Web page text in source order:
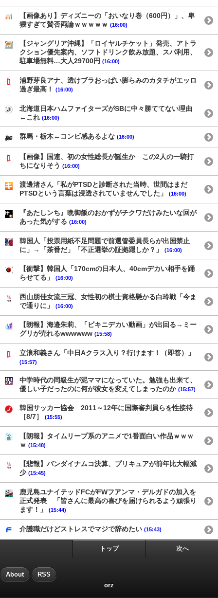
【画像あり】ディズニーの「おいなり巻（600円）」、卑
猥すぎて賛否両論ｗｗｗｗｗ (16:00)
【ジャングリア沖縄】「ロイヤルチケット」発売、アトラ
クション優先案内、ソフトドリンク飲み放題、スパ利用、
駐車場無料…大人29700円 (16:00)
浦野芽良アナ、透けブラおっぱい膨らみのカタチがエッロ
過ぎ最高！
(16:00)
北海道日本ハムファイターズがSBに中々勝ててない理由
←これ (16:00)
群馬・栃木←コンビ感あるよな (16:00)
【画像】国連、初の女性総長が誕生か この2人の一騎打
ちになりそう (16:00)
渡邊渚さん「私がPTSDと診断された当時、世間はまだ
PTSDという言葉は浸透されていませんでした」
(16:00)
『あたしンち』晩御飯のおかずがチクワだけみたいな回が
あった気がする (16:00)
韓国人「投票用紙不足問題で前選管委員長らが出国禁止
に」→「茶番だ」「不正選挙の証拠隠しか？」
(16:00)
【衝撃】韓国人「170cmの日本人、40cmデカい相手を踊
らせてる」
(16:00)
西山朋佳女流三冠、女性初の棋士資格懸かる白玲戦「今ま
で通りに」
(16:00)
【朗報】海邉朱莉、「ビキニデカい動画」が出回る→ミー
グリが売れるwwwwww (15:58)
立浪和義さん「中日Aクラス入り？行けます！（即答）」
(15:57)
中学時代の同級生が泥ママになっていた。勉強も出来て、
優しい子だったのに何が彼女を変えてしまったのか (15:57)
韓国サッカー協会 2011～12年に国際審判員らを性接待
［8/7］
(15:55)
【朗報】タイムリープ系のアニメで1番面白い作品ｗｗｗ
ｗ (15:48)
【悲報】バンダイナムコ決算、プリキュアが前年比大幅減
少 (15:45)
鹿児島ユナイテッドFCがFWフアンマ・デルガドの加入を
正式発表 「皆さんに最高の喜びを届けられるよう頑張り
ます！」
(15:44)
介護職だけどストレスでマジで辞めたい (15:43)
トップ 次へ
About RSS
orz